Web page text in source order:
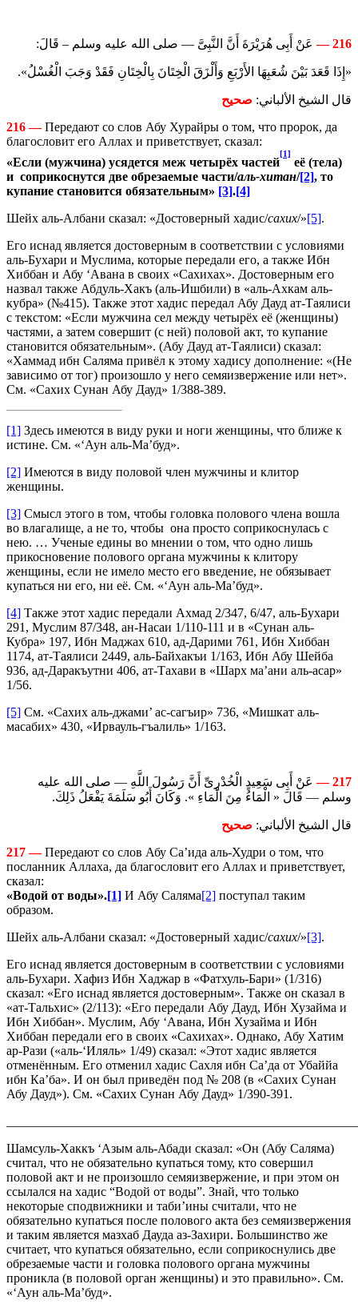
216 — عَنْ أَبِى هُرَيْرَةَ أَنَّ النَّبِىَّ — صلى الله عليه وسلم – قَالَ:
«إِذَا قَعَدَ بَيْنَ شُعَبِهَا الأَرْبَعِ وَأَلْزَقَ الْخِتَانَ بِالْخِتَانِ فَقَدْ وَجَبَ الْغُسْلُ».
قال الشيخ الألباني: صحيح
216 —Передают со слов Абу Хурайры о том, что пророк, да
благословит его Аллах и приветствует, сказал:
«Если (мужчина) усядется меж четырёх частей
[1]
её (тела)
и соприкоснутся две обрезаемые части/аль-хитан/[2], то
купание становится обязательным» [3].[4]
Шейх аль-Албани сказал: «Достоверный хадис/сахих/»[5].
Его иснад является достоверным в соответствии с условиями
аль-Бухари и Муслима, которые передали его, а также Ибн
Хиббан и Абу ‘Авана в своих «Сахихах». Достоверным его
назвал также Абдуль-Хакъ (аль-Ишбили) в «аль-Ахкам аль-
кубра» (№415). Также этот хадис передал Абу Дауд ат-Таялиси
с текстом: «Если мужчина сел между четырёх её (женщины)
частями, а затем совершит (с ней) половой акт, то купание
становится обязательным». (Абу Дауд ат-Таялиси) сказал:
«Хаммад ибн Саляма привёл к этому хадису дополнение: «(Не
зависимо от тог) произошло у него семяизвержение или нет».
См. «Сахих Сунан Абу Дауд» 1/388-389.
[1] Здесь имеются в виду руки и ноги женщины, что ближе к
истине. См. «‘Аун аль-Ма’буд».
[2] Имеются в виду половой член мужчины и клитор
женщины.
[3] Смысл этого в том, чтобы головка полового члена вошла
во влагалище, а не то, чтобы она просто соприкоснулась с
нею. … Ученые едины во мнении о том, что одно лишь
прикосновение полового органа мужчины к клитору
женщины, если не имело место его введение, не обязывает
купаться ни его, ни её. См. «‘Аун аль-Ма’буд».
[4] Также этот хадис передали Ахмад 2/347, 6/47, аль-Бухари
291, Муслим 87/348, ан-Насаи 1/110-111 и в «Сунан аль-
Кубра» 197, Ибн Маджах 610, ад-Дарими 761, Ибн Хиббан
1174, ат-Таялиси 2449, аль-Байхакъи 1/163, Ибн Абу Шейба
936, ад-Даракъутни 406, ат-Тахави в «Шарх ма’ани аль-асар»
1/56.
[5] См. «Сахих аль-джами’ ас-сагъир» 736, «Мишкат аль-
масабих» 430, «Ирвауль-гъалиль» 1/163.
217 —
عَنْ أَبِى سَعِيدٍ الْخُدْرِىِّ أَنَّ رَسُولَ اللَّهِ — صلى الله عليه
وسلم — قَالَ « الْمَاءُ مِنَ الْمَاءِ ». وَكَانَ أَبُو سَلَمَةَ يَفْعَلُ ذَلِكَ.
قال الشيخ الألباني: صحيح
217 —Передают со слов Абу Са’ида аль-Худри о том, что
посланник Аллаха, да благословит его Аллах и приветствует,
сказал:
«Водой от воды».[1] И Абу Саляма[2] поступал таким
образом.
Шейх аль-Албани сказал: «Достоверный хадис/сахих/»[3].
Его иснад является достоверным в соответствии с условиями
аль-Бухари. Хафиз Ибн Хаджар в «Фатхуль-Бари» (1/316)
сказал: «Его иснад является достоверным». Также он сказал в
«ат-Тальхис» (2/113): «Его передали Абу Дауд, Ибн Хузайма и
Ибн Хиббан». Муслим, Абу ‘Авана, Ибн Хузайма и Ибн
Хиббан передали его в своих «Сахихах». Однако, Абу Хатим
ар-Рази («аль-‘Иляль» 1/49) сказал: «Этот хадис является
отменённым. Его отменил хадис Сахля ибн Са’да от Убаййа
ибн Ка’ба». И он был приведён под № 208 (в «Сахих Сунан
Абу Дауд»). См. «Сахих Сунан Абу Дауд» 1/390-391.
Шамсуль-Хаккъ ‘Азым аль-Абади сказал: «Он (Абу Саляма)
считал, что не обязательно купаться тому, кто совершил
половой акт и не произошло семяизвержение, и при этом он
ссылался на хадис “Водой от воды”. Знай, что только
некоторые сподвижники и таби’ины считали, что не
обязательно купаться после полового акта без семяизвержения
и таким является мазхаб Дауда аз-Захири. Большинство же
считает, что купаться обязательно, если соприкоснулись две
обрезаемые части и головка полового органа мужчины
проникла (в половой орган женщины) и это правильно». См.
«‘Аун аль-Ма’буд».